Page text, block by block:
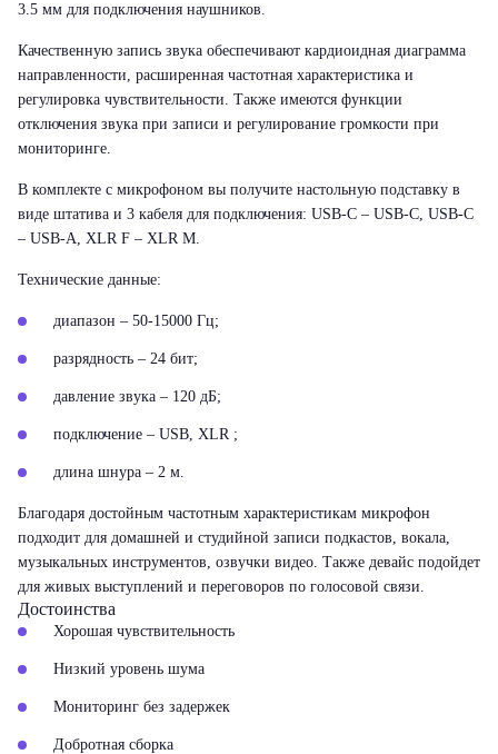
3.5 мм для подключения наушников.
Качественную запись звука обеспечивают кардиоидная диаграмма
направленности, расширенная частотная характеристика и
регулировка чувствительности. Также имеются функции
отключения звука при записи и регулирование громкости при
мониторинге.
В комплекте с микрофоном вы получите настольную подставку в
виде штатива и 3 кабеля для подключения: USB-C – USB-C, USB-C
– USB-A, XLR F – XLR M.
Технические данные:
диапазон – 50-15000 Гц;
разрядность – 24 бит;
давление звука – 120 дБ;
подключение – USB, XLR ;
длина шнура – 2 м.
Благодаря достойным частотным характеристикам микрофон
подходит для домашней и студийной записи подкастов, вокала,
музыкальных инструментов, озвучки видео. Также девайс подойдет
для живых выступлений и переговоров по голосовой связи.
Достоинства
Хорошая чувствительность
Низкий уровень шума
Мониторинг без задержек
Добротная сборка